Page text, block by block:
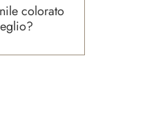
colorato